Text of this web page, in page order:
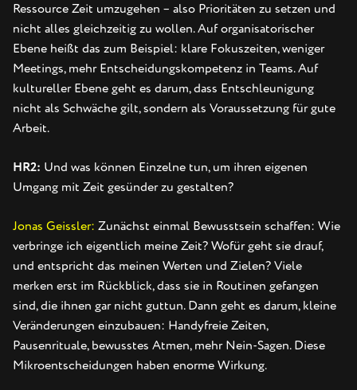
Ressource Zeit umzugehen – also Prioritäten zu setzen und
nicht alles gleichzeitig zu wollen. Auf organisatorischer
Ebene heißt das zum Beispiel: klare Fokuszeiten, weniger
Meetings, mehr Entscheidungskompetenz in Teams. Auf
kultureller Ebene geht es darum, dass Entschleunigung
nicht als Schwäche gilt, sondern als Voraussetzung für gute
Arbeit.
HR2: Und was können Einzelne tun, um ihren eigenen
Umgang mit Zeit gesünder zu gestalten?
Jonas Geissler: Zunächst einmal Bewusstsein schaffen: Wie
verbringe ich eigentlich meine Zeit? Wofür geht sie drauf,
und entspricht das meinen Werten und Zielen? Viele
merken erst im Rückblick, dass sie in Routinen gefangen
sind, die ihnen gar nicht guttun. Dann geht es darum, kleine
Veränderungen einzubauen: Handyfreie Zeiten,
Pausenrituale, bewusstes Atmen, mehr Nein-Sagen. Diese
Mikroentscheidungen haben enorme Wirkung.